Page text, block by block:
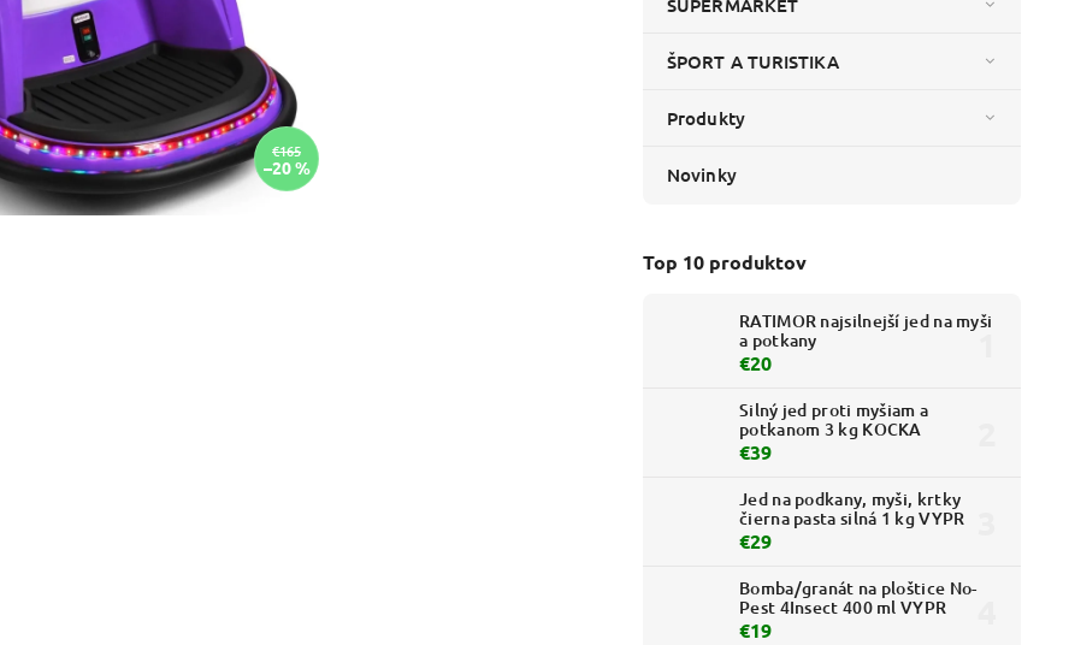
SUPERMARKET
ŠPORT A TURISTIKA
Produkty
Novinky
Top 10 produktov
RATIMOR najsilnejší jed na myši
a potkany
€20
Silný jed proti myšiam a
potkanom 3 kg KOCKA
€39
Jed na podkany, myši, krtky
čierna pasta silná 1 kg VYPR
€29
Bomba/granát na ploštice No-
Pest 4Insect 400 ml VYPR
€19
€165
–20 %